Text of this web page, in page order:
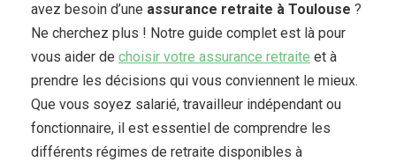
avez besoin d’une assurance retraite à Toulouse ?
Ne cherchez plus ! Notre guide complet est là pour
vous aider de choisir votre assurance retraite et à
prendre les décisions qui vous conviennent le mieux.
Que vous soyez salarié, travailleur indépendant ou
fonctionnaire, il est essentiel de comprendre les
différents régimes de retraite disponibles à